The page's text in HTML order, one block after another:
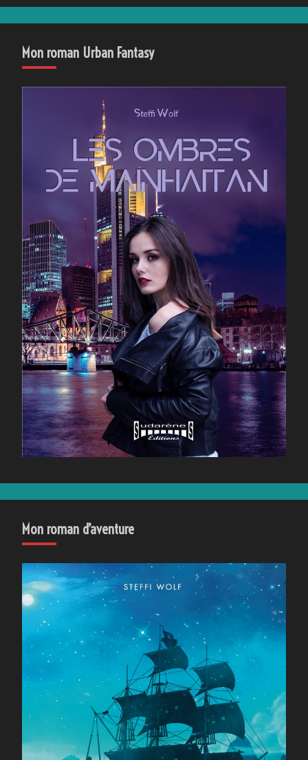
Mon roman Urban Fantasy
Mon roman d’aventure